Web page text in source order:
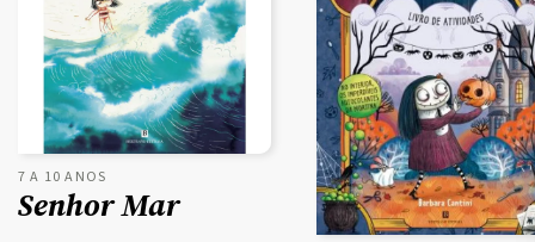
7 A 10 ANOS
Senhor Mar